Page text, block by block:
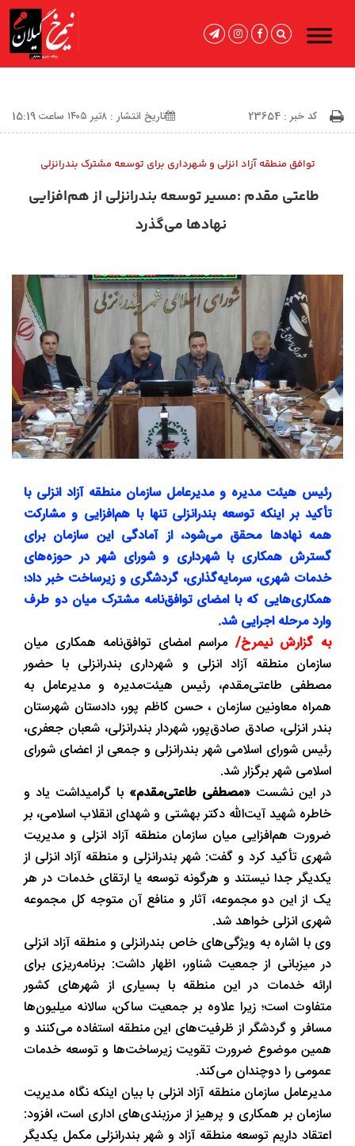
کد خبر : 23654 تاریخ انتشار : ۸تیر ۱۴۰۵ ساعت 15:19
توافق منطقه آزاد انزلی و شهرداری برای توسعه مشترک بندرانزلی
طاعتی‌ مقدم :مسیر توسعه بندرانزلی از هم‌افزایی
نهادها می‌گذرد
رئیس هیئت ‌مدیره و مدیرعامل سازمان منطقه آزاد انزلی با
تأکید بر اینکه توسعه بندرانزلی تنها با هم‌افزایی و مشارکت
همه نهادها محقق می‌شود، از آمادگی این سازمان برای
گسترش همکاری با شهرداری و شورای شهر در حوزه‌های
خدمات شهری، سرمایه‌گذاری، گردشگری و زیرساخت خبر داد؛
همکاری‌هایی که با امضای توافق‌نامه مشترک میان دو طرف
وارد مرحله اجرایی شد.
به گزارش نیمرخ/ مراسم امضای توافق‌نامه همکاری میان
سازمان منطقه آزاد انزلی و شهرداری بندرانزلی با حضور
مصطفی طاعتی‌مقدم، رئیس هیئت‌مدیره و مدیرعامل به
همراه معاونین سازمان ، حسن کاظم پور، دادستان شهرستان
بندر انزلی، صادق صادق‌پور، شهردار بندرانزلی، شعبان جعفری،
رئیس شورای اسلامی شهر بندرانزلی و جمعی از اعضای شورای
اسلامی شهر برگزار شد.
در این نشست «مصطفی طاعتی‌مقدم» با گرامیداشت یاد و
خاطره شهید آیت‌الله دکتر بهشتی و شهدای انقلاب اسلامی، بر
ضرورت هم‌افزایی میان سازمان منطقه آزاد انزلی و مدیریت
شهری تأکید کرد و گفت: شهر بندرانزلی و منطقه آزاد انزلی از
یکدیگر جدا نیستند و هرگونه توسعه یا ارتقای خدمات در هر
یک از این دو مجموعه، آثار و منافع آن متوجه کل مجموعه
شهری انزلی خواهد شد.
وی با اشاره به ویژگی‌های خاص بندرانزلی و منطقه آزاد انزلی
در میزبانی از جمعیت شناور، اظهار داشت: برنامه‌ریزی برای
ارائه خدمات در این منطقه با بسیاری از شهرهای کشور
متفاوت است؛ زیرا علاوه بر جمعیت ساکن، سالانه میلیون‌ها
مسافر و گردشگر از ظرفیت‌های این منطقه استفاده می‌کنند و
همین موضوع ضرورت تقویت زیرساخت‌ها و توسعه خدمات
عمومی را دوچندان می‌کند.
مدیرعامل سازمان منطقه آزاد انزلی با بیان اینکه نگاه مدیریت
سازمان بر همکاری و پرهیز از مرزبندی‌های اداری است، افزود:
اعتقاد داریم توسعه منطقه آزاد و شهر بندرانزلی مکمل یکدیگر